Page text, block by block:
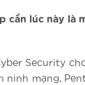
cần lúc này là
Security
ninh mạng,